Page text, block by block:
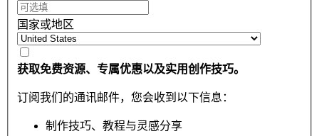
国家或地区
获取免费资源、专属优惠以及实用创作技巧。
订阅我们的通讯邮件，您会收到以下信息：
制作技巧、教程与灵感分享